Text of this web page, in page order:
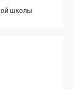
школы